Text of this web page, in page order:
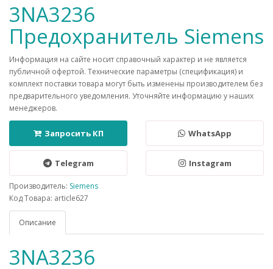
3NA3236
Предохранитель Siemens
Информация на сайте носит справочный характер и не является
публичной офертой. Технические параметры (спецификация) и
комплект поставки товара могут быть изменены производителем без
предварительного уведомления. Уточняйте информацию у наших
менеджеров.
Запросить КП WhatsApp
Telegram Instagram
Производитель: Siemens
Код Товара: article627
Описание
3NA3236